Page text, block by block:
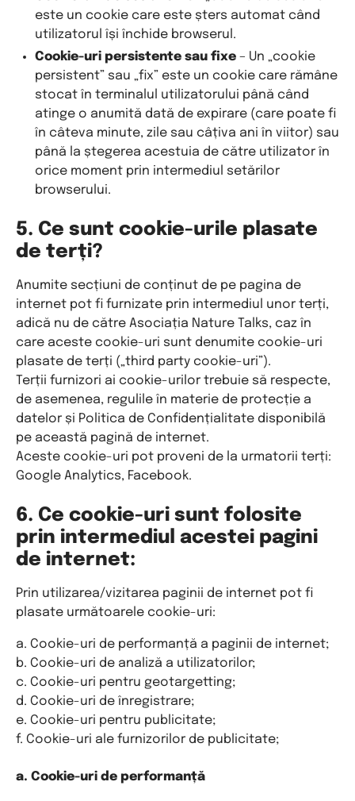
este un cookie care este șters automat când
utilizatorul își închide browserul.
Cookie-uri persistente sau fixe – Un „cookie
persistent” sau „fix” este un cookie care rămâne
stocat în terminalul utilizatorului până când
atinge o anumită dată de expirare (care poate fi
în câteva minute, zile sau câțiva ani în viitor) sau
până la ștegerea acestuia de către utilizator în
orice moment prin intermediul setărilor
browserului.
5. Ce sunt cookie-urile plasate
de terți?
Anumite secțiuni de conținut de pe pagina de
internet pot fi furnizate prin intermediul unor terți,
adică nu de către Asociația Nature Talks, caz în
care aceste cookie-uri sunt denumite cookie-uri
plasate de terți („third party cookie-uri”).
Terții furnizori ai cookie-urilor trebuie să respecte,
de asemenea, regulile în materie de protecție a
datelor și Politica de Confidențialitate disponibilă
pe această pagină de internet.
Aceste cookie-uri pot proveni de la urmatorii terți:
Google Analytics, Facebook.
6. Ce cookie-uri sunt folosite
prin intermediul acestei pagini
de internet:
Prin utilizarea/vizitarea paginii de internet pot fi
plasate următoarele cookie-uri:
a. Cookie-uri de performanță a paginii de internet;
b. Cookie-uri de analiză a utilizatorilor;
c. Cookie-uri pentru geotargetting;
d. Cookie-uri de înregistrare;
e. Cookie-uri pentru publicitate;
f. Cookie-uri ale furnizorilor de publicitate;
a. Cookie-uri de performanță